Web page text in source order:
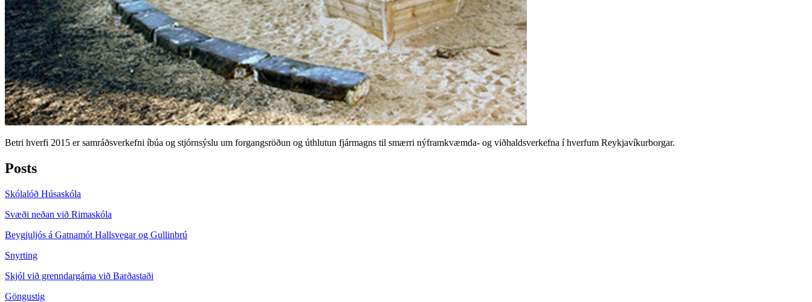
Betri hverfi 2015 er samráðsverkefni íbúa og stjórnsýslu um forgangsröðun og úthlutun fjármagns til smærri nýframkvæmda- og viðhaldsverkefna í hverfum Reykjavíkurborgar.
Posts
Skólalóð Húsaskóla
Svæði neðan við Rimaskóla
Beygjuljós á Gatnamót Hallsvegar og Gullinbrú
Snyrting
Skjól við grenndargáma við Barðastaði
Göngustig